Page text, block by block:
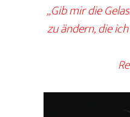
„Gib mir die
zu ändern, die